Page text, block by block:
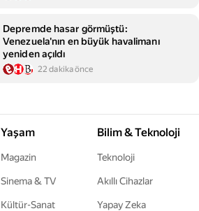
Depremde hasar görmüştü:
Venezuela'nın en büyük havalimanı
yeniden açıldı
22 dakika önce
Yaşam
Magazin
Sinema & TV
Kültür-Sanat
Bilim & Teknoloji
Teknoloji
Akıllı Cihazlar
Yapay Zeka